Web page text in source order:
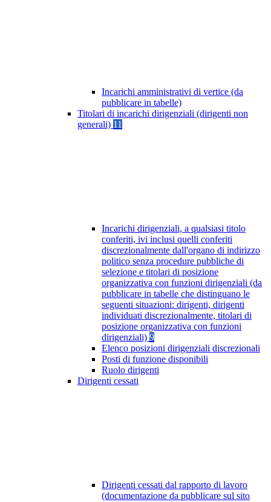
Incarichi amministrativi di vertice (da
pubblicare in tabelle)
Titolari di incarichi dirigenziali (dirigenti non
generali) 11
Incarichi dirigenziali, a qualsiasi titolo
conferiti, ivi inclusi quelli conferiti
discrezionalmente dall'organo di indirizzo
politico senza procedure pubbliche di
selezione e titolari di posizione
organizzativa con funzioni dirigenziali (da
pubblicare in tabelle che distinguano le
seguenti situazioni: dirigenti, dirigenti
individuati discrezionalmente, titolari di
posizione organizzativa con funzioni
dirigenziali) 9
Elenco posizioni dirigenziali discrezionali
Posti di funzione disponibili
Ruolo dirigenti
Dirigenti cessati
Dirigenti cessati dal rapporto di lavoro
(documentazione da pubblicare sul sito